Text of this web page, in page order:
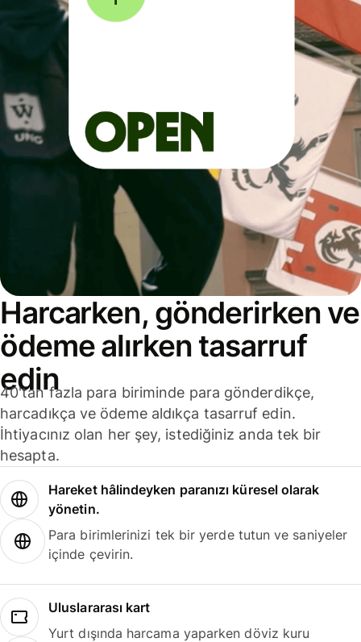
Harcarken, gönderirken ve
ödeme alırken tasarruf
edin
40'tan fazla para biriminde para gönderdikçe,
harcadıkça ve ödeme aldıkça tasarruf edin.
İhtiyacınız olan her şey, istediğiniz anda tek bir
hesapta.
Hareket hâlindeyken paranızı küresel olarak
yönetin.
Para birimlerinizi tek bir yerde tutun ve saniyeler
içinde çevirin.
Uluslararası kart
Yurt dışında harcama yaparken döviz kuru